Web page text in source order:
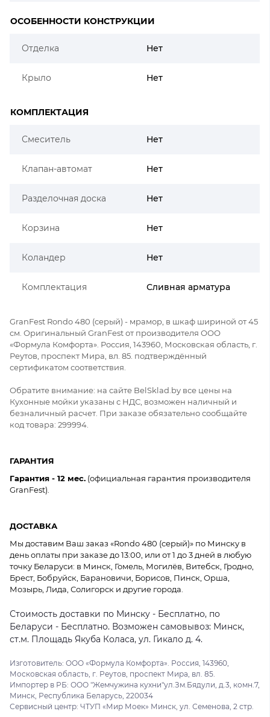
ОСОБЕННОСТИ КОНСТРУКЦИИ
Отделка Нет
Крыло Нет
КОМПЛЕКТАЦИЯ
Смеситель Нет
Клапан-автомат Нет
Разделочная доска Нет
Корзина Нет
Коландер Нет
Комплектация Сливная арматура
GranFest Rondo 480 (серый) - мрамор, в шкаф шириной от 45
см. Оригинальный GranFest от производителя ООО
«Формула Комфорта». Россия, 143960, Московская область, г.
Реутов, проспект Мира, вл. 85. подтверждённый
сертификатом соответствия.
Обратите внимание: на сайте BelSklad.by все цены на
Кухонные мойки указаны с НДС, возможен наличный и
безналичный расчет. При заказе обязательно сообщайте
код товара: 299994.
ГАРАНТИЯ
Гарантия - 12 мес. (официальная гарантия производителя
GranFest).
ДОСТАВКА
Мы доставим Ваш заказ «Rondo 480 (серый)» по Минску в
день оплаты при заказе до 13:00, или от 1 до 3 дней в любую
точку Беларуси: в Минск, Гомель, Могилёв, Витебск, Гродно,
Брест, Бобруйск, Барановичи, Борисов, Пинск, Орша,
Мозырь, Лида, Солигорск и другие города.
Стоимость доставки по Минску - Бесплатно, по
Беларуси - Бесплатно. Возможен самовывоз: Минск,
ст.м. Площадь Якуба Коласа, ул. Гикало д. 4.
Изготовитель: ООО «Формула Комфорта». Россия, 143960,
Московская область, г. Реутов, проспект Мира, вл. 85.
Импортер в РБ: ООО "Жемчужина кухни"ул.Зм.Бядули, д.3, комн.7,
Минск, Республика Беларусь, 220034
Сервисный центр: ЧТУП «Мир Моек» Минск, ул. Семенова, 2 стр.